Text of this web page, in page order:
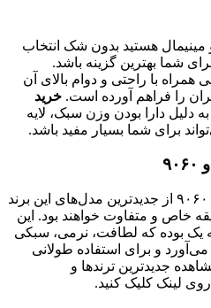
هستید بدون شک انتخاب
شما بهترین گزینه باشد.
با راحتی و دوام بالای آن
را فراهم آورده است.خرید
دارا بودن وزن سبک، لایه
برای شما بسیار مفید باشد.
کتانی‌های نیوبالانس مدل ۷۴۰ و ۹۰۶۰ از جدیدترین مدل‌های این برند
و متفاوت خواهند بود. این
بوده که لطافت، نرمی، سبکی
و برای استفاده طولانی
جدیدترین ترندها و
کلیک کنید.